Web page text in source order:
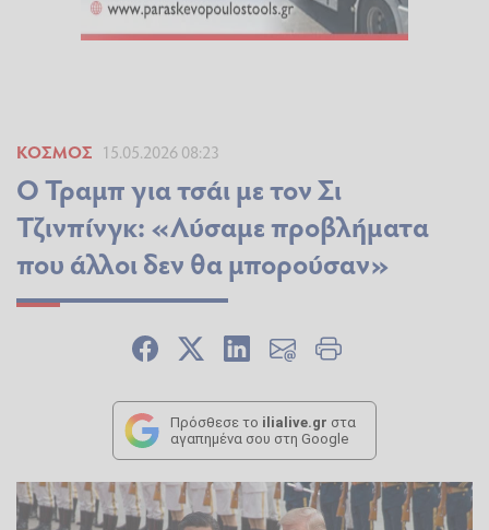
ΚΌΣΜΟΣ 15.05.2026 08:23
Ο Τραμπ για τσάι με τον Σι
Τζινπίνγκ: «Λύσαμε προβλήματα
που άλλοι δεν θα μπορούσαν»
Πρόσθεσε το ilialive.gr στα
αγαπημένα σου στη Google